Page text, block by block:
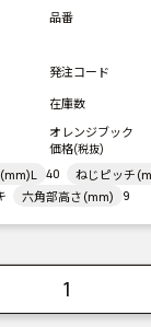
品番
発注コード
在庫数
オレンジブック
価格(税抜)
40 ねじピッチ
六角部高さ(mm) 9
1